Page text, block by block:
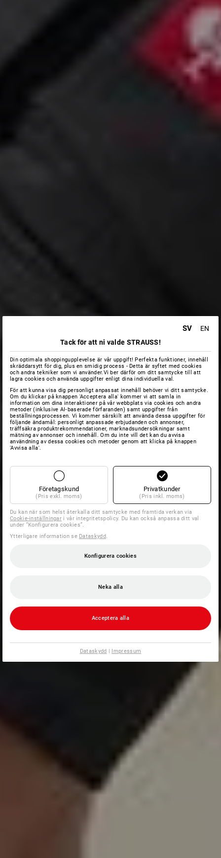
SV
EN
Tack för att ni valde STRAUSS!
Din optimala shoppingupplevelse är vår uppgift! Perfekta funktioner, innehåll
skräddarsytt för dig, plus en smidig process - Detta är syftet med cookies
och andra tekniker som vi använder.Vi ber därför om ditt samtycke till att
lagra cookies och använda uppgifter enligt dina individuella val.
För att kunna visa dig personligt anpassat innehåll behöver vi ditt samtycke.
Om du klickar på knappen 'Acceptera alla' kommer vi att samla in
information om dina interaktioner på vår webbplats via cookies och andra
metoder (inklusive AI‑baserade förfaranden) samt uppgifter från
beställningsprocessen. Vi kommer särskilt att använda dessa uppgifter för
följande ändamål: personligt anpassade erbjudanden och annonser,
träffsäkra produktrekommendationer, marknadsundersökningar samt
mätning av annonser och innehåll. Om du inte vill det kan du avvisa
användning av dessa cookies och metoder genom att klicka på knappen
'Avvisa alla'.
Företagskund
(Pris exkl. moms)
Privatkunder
(Pris inkl. moms)
Du kan när som helst återkalla ditt samtycke med framtida verkan via
Cookie-inställningar i vår integritetspolicy. Du kan också anpassa ditt val
under ”Konfigurera cookies”.
Ytterligare information se Dataskydd.
Konfigurera cookies
Neka alla
Acceptera alla
Dataskydd | Impressum